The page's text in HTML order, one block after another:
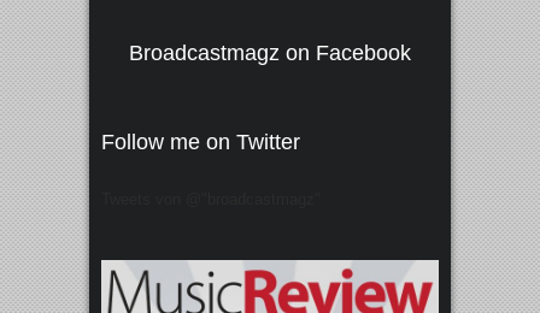
Broadcastmagz on Facebook
Follow me on Twitter